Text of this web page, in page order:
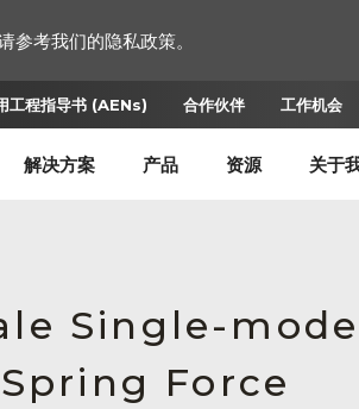
工程指导书 (AENs) 合作伙伴 工作机会
解决方案 产品 资源 关于
Single-
Force
考我们的隐私政策。